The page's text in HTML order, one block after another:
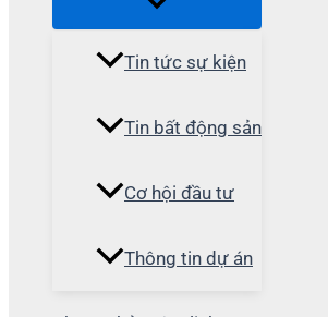
Tin tức sự kiện
Tin bất động sản
Cơ hội đầu tư
Thông tin dự án